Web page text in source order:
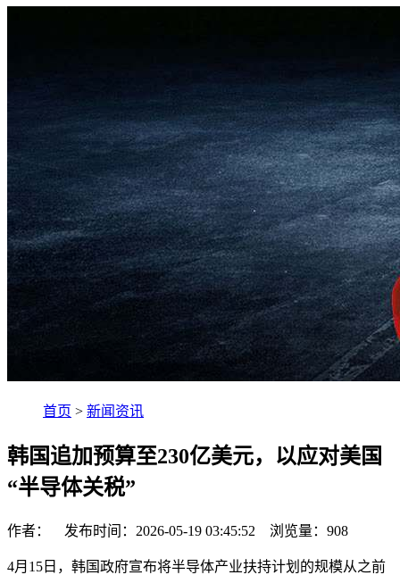
首页 > 新闻资讯
韩国追加预算至230亿美元，以应对美国
“半导体关税”
作者： 发布时间：2026-05-19 03:45:52 浏览量： 908
4月15日，韩国政府宣布将半导体产业扶持计划的规模从之前